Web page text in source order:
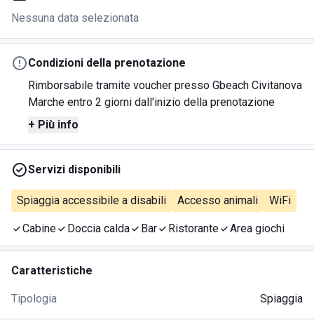
Nessuna data selezionata
Condizioni della prenotazione
Rimborsabile tramite voucher presso Gbeach Civitanova
Marche entro 2 giorni dall'inizio della prenotazione
+ Più info
Servizi disponibili
Spiaggia accessibile a disabili Accesso animali WiFi
Cabine Doccia calda Bar Ristorante Area giochi
Caratteristiche
Tipologia Spiaggia